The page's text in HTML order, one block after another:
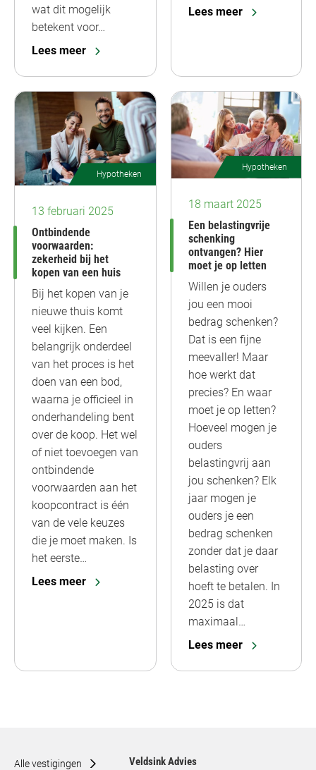
wat dit mogelijk
betekent voor…
Lees meer
Lees meer
Hypotheken
13 februari 2025
Ontbindende
voorwaarden:
zekerheid bij het
kopen van een huis
Bij het kopen van je
nieuwe thuis komt
veel kijken. Een
belangrijk onderdeel
van het proces is het
doen van een bod,
waarna je officieel in
onderhandeling bent
over de koop. Het wel
of niet toevoegen van
ontbindende
voorwaarden aan het
koopcontract is één
van de vele keuzes
die je moet maken. Is
het eerste…
Lees meer
Hypotheken
18 maart 2025
Een belastingvrije
schenking
ontvangen? Hier
moet je op letten
Willen je ouders
jou een mooi
bedrag schenken?
Dat is een fijne
meevaller! Maar
hoe werkt dat
precies? En waar
moet je op letten?
Hoeveel mogen je
ouders
belastingvrij aan
jou schenken? Elk
jaar mogen je
ouders je een
bedrag schenken
zonder dat je daar
belasting over
hoeft te betalen. In
2025 is dat
maximaal…
Lees meer
Alle vestigingen Veldsink Advies